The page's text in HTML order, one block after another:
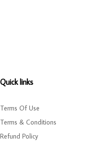
Quick links
Terms Of Use
Terms & Conditions
Refund Policy